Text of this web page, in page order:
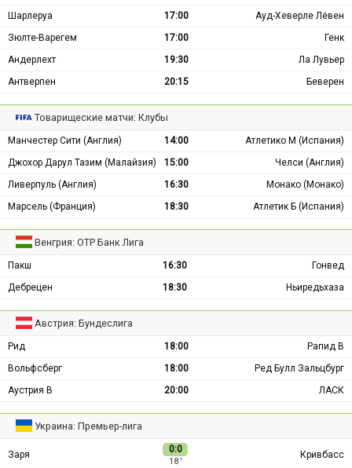
Шарлеруа
17:00
Ауд-Хеверле Лёвен
Зюлте-Варегем
17:00
Генк
Андерлехт
19:30
Ла Лувьер
Антверпен
20:15 Беверен
Товарищеские матчи: Клубы
Манчестер Сити (Англия) 14:00
Атлетико М (Испания)
Джохор Дарул Тазим (Малайзия)
15:00
Челси (Англия)
Ливерпуль (Англия)
16:30
Монако (Монако)
Марсель (Франция)
18:30 Атлетик Б (Испания)
Венгрия: ОТР Банк Лига
Пакш 16:30
Гонвед
Дебрецен
18:30 Ньиредьхаза
Австрия: Бундеслига
Рид 18:00
Рапид В
Вольфсберг
18:00
Ред Булл Зальцбург
Аустрия В
20:00 ЛАСК
Украина: Премьер-лига
Заря 0:0
18 ′
Кривбасс